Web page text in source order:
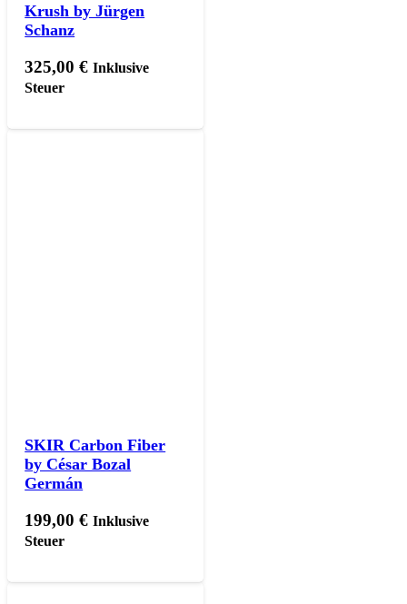
Krush by Jürgen
Schanz
325,00€ Inklusive
Steuer
SKIR Carbon Fiber
by César Bozal
Germán
199,00€ Inklusive
Steuer